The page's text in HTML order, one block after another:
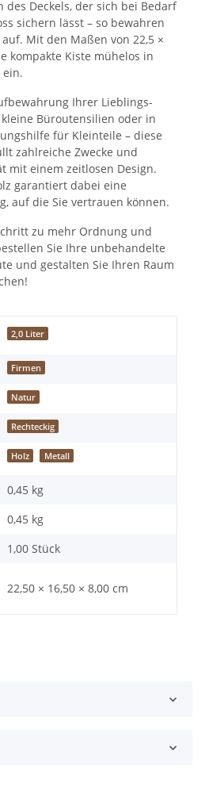
des Deckels, der sich bei Bedarf
sichern lässt – so bewahren
Mit den Maßen von 22,5 ×
kompakte Kiste mühelos in
ein.
Ihrer Lieblings-
Büroutensilien oder in
für Kleinteile – diese
zahlreiche Zwecke und
mit einem zeitlosen Design.
garantiert dabei eine
auf die Sie vertrauen können.
zu mehr Ordnung und
Sie Ihre unbehandelte
und gestalten Sie Ihren Raum
2,0 Liter
Firmen
Natur
Rechteckig
Holz Metall
0,45 kg
0,45 kg
1,00 Stück
22,50 × 16,50 × 8,00 cm